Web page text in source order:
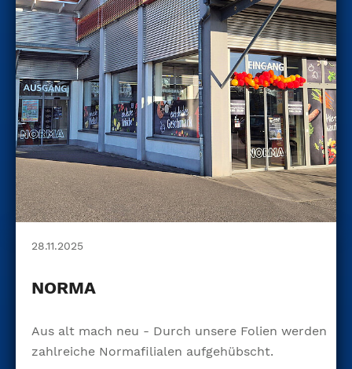
28.11.2025
NORMA
Aus alt mach neu - Durch unsere Folien werden
zahlreiche Normafilialen aufgehübscht.